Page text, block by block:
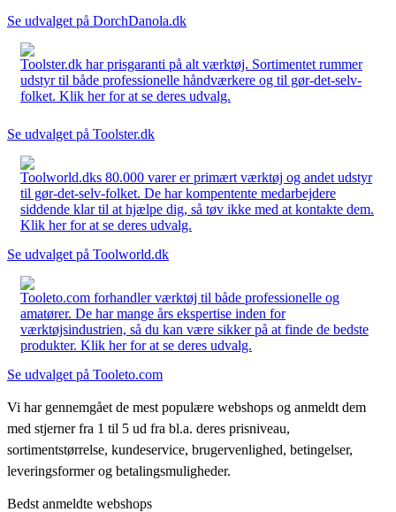
Se udvalget på DorchDanola.dk
Toolster.dk har prisgaranti på alt værktøj. Sortimentet rummer
udstyr til både professionelle håndværkere og til gør-det-selv-
folket. Klik her for at se deres udvalg.
Se udvalget på Toolster.dk
Toolworld.dks 80.000 varer er primært værktøj og andet udstyr
til gør-det-selv-folket. De har kompentente medarbejdere
siddende klar til at hjælpe dig, så tøv ikke med at kontakte dem.
Klik her for at se deres udvalg.
Se udvalget på Toolworld.dk
Tooleto.com forhandler værktøj til både professionelle og
amatører. De har mange års ekspertise inden for
værktøjsindustrien, så du kan være sikker på at finde de bedste
produkter. Klik her for at se deres udvalg.
Se udvalget på Tooleto.com
Vi har gennemgået de mest populære webshops og anmeldt dem
med stjerner fra 1 til 5 ud fra bl.a. deres prisniveau,
sortimentstørrelse, kundeservice, brugervenlighed, betingelser,
leveringsformer og betalingsmuligheder.
Bedst anmeldte webshops